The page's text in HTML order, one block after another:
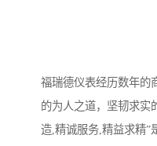
福瑞德仪表经历数年的
的为人之道，坚韧求实
造,精诚服务,精益求精”